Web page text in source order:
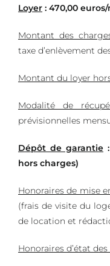
Loyer : 470,00
Montant des
taxe d’enlèvement
Montant du loyer
Modalité de
prévisionnelles
Dépôt de garantie
hors charges)
Honoraires de mise
(frais de visite du
de location et
Honoraires d’état